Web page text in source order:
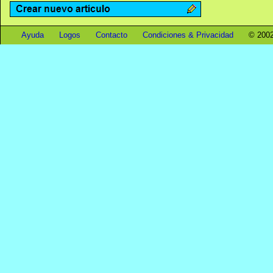
Ayuda Logos Contacto Condiciones & Privacidad ©